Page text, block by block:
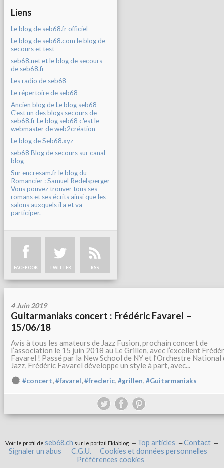
Liens
Le blog de seb68.fr officiel
Le blog de seb68.com le blog de
secours et test
seb68.net et le blog de secours
de seb68.fr
Les radio de seb68
Le répertoire de seb68
Ancien blog de Le blog seb68
C'est un des blogs secours de
seb68.fr Le blog seb68 c'est le
webmaster de web2création
Le blog de Seb68.xyz
seb68 Blog de secours sur canal
blog
Sur encresam.fr le blog du
Romancier : Samuel Redelsperger
Vous pouvez trouver tous ses
romans et ses écrits ainsi que les
salons auxquels il a et va
participer.
FACEBOOK TWITTER RSS
4 Juin 2019
Guitarmaniaks concert : Frédéric Favarel –
15/06/18
Avis à tous les amateurs de Jazz Fusion, prochain concert de
l’association le 15 juin 2018 au Le Grillen, avec l’excellent
Favarel ! Passé par la New School de NY et l’Orchestre National
Jazz, Frédéric Favarel développe un style à part, avec...
#concert,#favarel,#frederic,#grillen,#Guitarmaniaks
Voir le profil de seb68.ch sur le portail Eklablog Top articles
Contact
Signaler un abus
C.G.U.
Cookies et données personnelles
Préférences cookies